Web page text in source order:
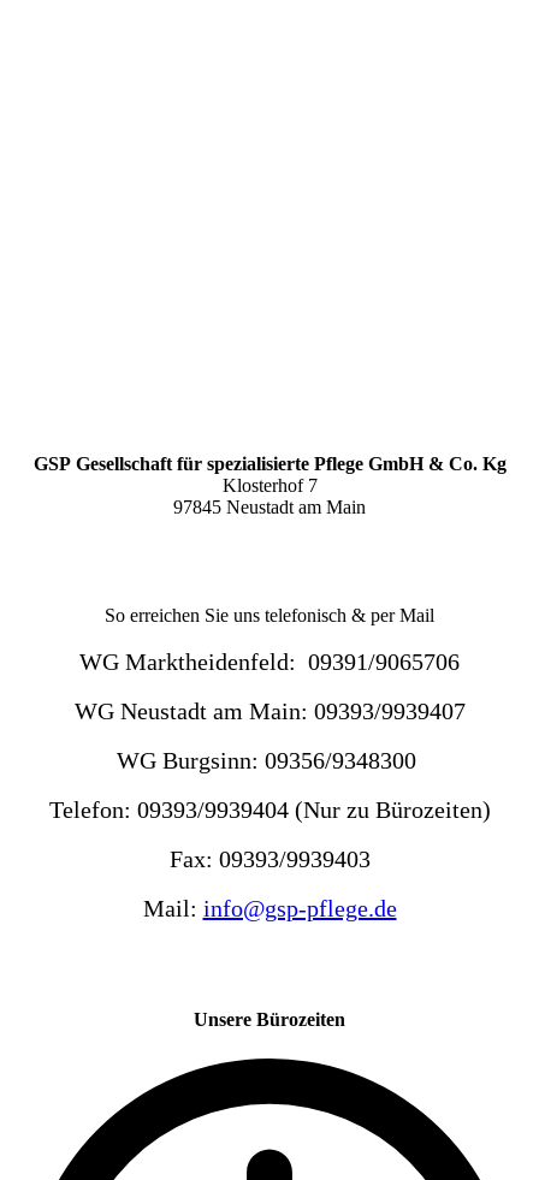
GSP Gesellschaft für spezialisierte Pflege GmbH & Co. Kg
Klosterhof 7
97845 Neustadt am Main
So erreichen Sie uns telefonisch & per Mail
WG Marktheidenfeld: 09391/9065706
WG Neustadt am Main: 09393/9939407
WG Burgsinn: 09356/9348300
Telefon: 09393/9939404 (Nur zu Bürozeiten)
Fax: 09393/9939403
Mail: info@gsp-pflege.de
Unsere Bürozeiten